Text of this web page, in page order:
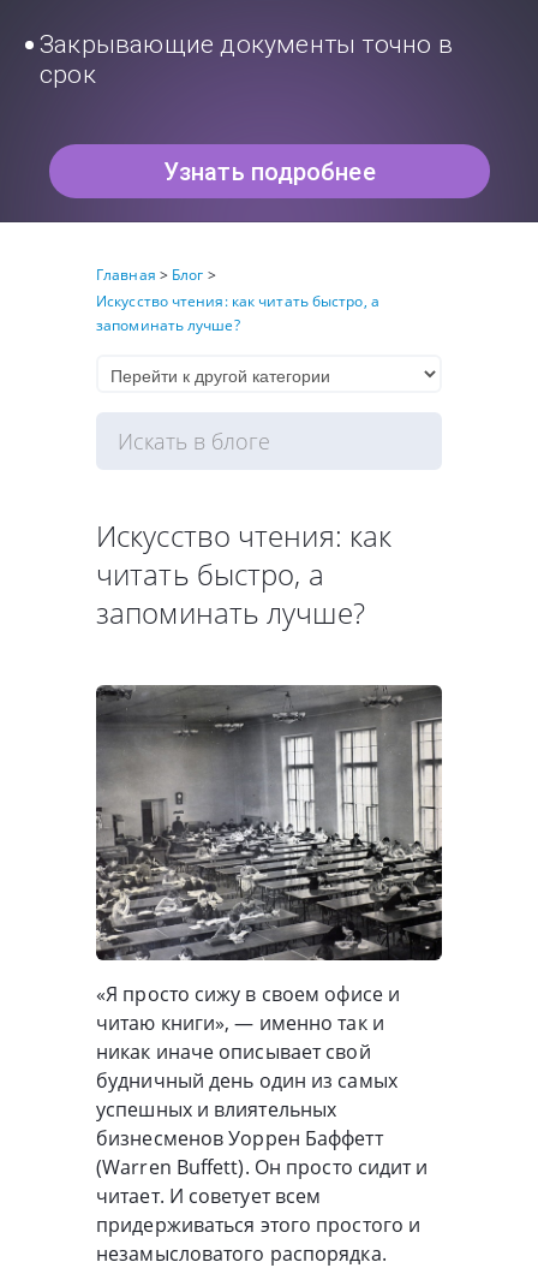
Закрывающие документы точно в
срок
Узнать подробнее
Главная > Блог >
Искусство чтения: как читать быстро, а
запоминать лучше?
Искусство чтения: как
читать быстро, а
запоминать лучше?
«Я просто сижу в своем офисе и
читаю книги», — именно так и
никак иначе описывает свой
будничный день один из самых
успешных и влиятельных
бизнесменов Уоррен Баффетт
(Warren Buffett). Он просто сидит и
читает. И советует всем
придерживаться этого простого и
незамысловатого распорядка.